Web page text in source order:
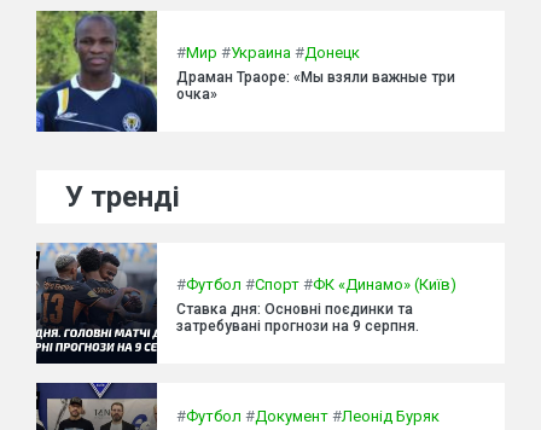
#Мир #Украина #Донецк
Драман Траоре: «Мы взяли важные три
очка»
У тренді
#Футбол #Спорт #ФК «Динамо» (Київ)
Ставка дня: Основні поєдинки та
затребувані прогнози на 9 серпня.
#Футбол #Документ #Леонід Буряк